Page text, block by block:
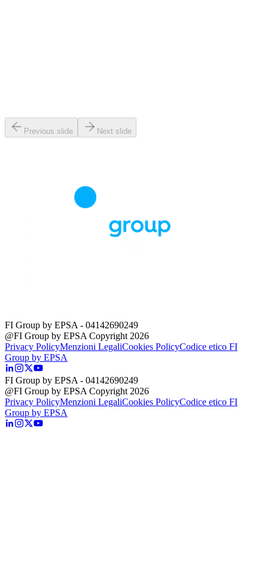
Previous slide Next slide
FI Group by EPSA - 04142690249
@FI Group by EPSA Copyright 2026
Privacy PolicyMenzioni LegaliCookies PolicyCodice etico FI
Group by EPSA
FI Group by EPSA - 04142690249
@FI Group by EPSA Copyright 2026
Privacy PolicyMenzioni LegaliCookies PolicyCodice etico FI
Group by EPSA